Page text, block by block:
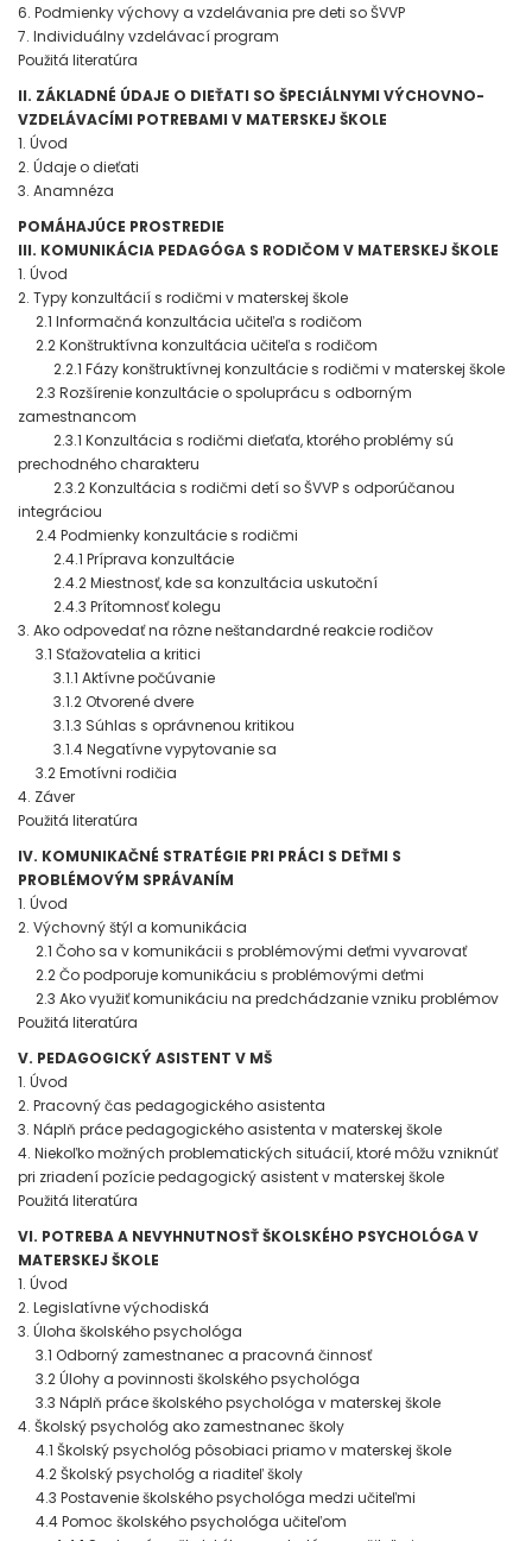
6. Podmienky výchovy a vzdelávania pre deti so ŠVVP
7. Individuálny vzdelávací program
Použitá literatúra
II. ZÁKLADNÉ ÚDAJE O DIEŤATI SO ŠPECIÁLNYMI VÝCHOVNO-
VZDELÁVACÍMI POTREBAMI V MATERSKEJ ŠKOLE
1. Úvod
2. Údaje o dieťati
3. Anamnéza
POMÁHAJÚCE PROSTREDIE
III. KOMUNIKÁCIA PEDAGÓGA S RODIČOM V MATERSKEJ ŠKOLE
1. Úvod
2. Typy konzultácií s rodičmi v materskej škole
2.1 Informačná konzultácia učiteľa s rodičom
2.2 Konštruktívna konzultácia učiteľa s rodičom
2.2.1 Fázy konštruktívnej konzultácie s rodičmi v materskej škole
2.3 Rozšírenie konzultácie o spoluprácu s odborným
zamestnancom
2.3.1 Konzultácia s rodičmi dieťaťa, ktorého problémy sú
prechodného charakteru
2.3.2 Konzultácia s rodičmi detí so ŠVVP s odporúčanou
integráciou
2.4 Podmienky konzultácie s rodičmi
2.4.1 Príprava konzultácie
2.4.2 Miestnosť, kde sa konzultácia uskutoční
2.4.3 Prítomnosť kolegu
3. Ako odpovedať na rôzne neštandardné reakcie rodičov
3.1 Sťažovatelia a kritici
3.1.1 Aktívne počúvanie
3.1.2 Otvorené dvere
3.1.3 Súhlas s oprávnenou kritikou
3.1.4 Negatívne vypytovanie sa
3.2 Emotívni rodičia
4. Záver
Použitá literatúra
IV. KOMUNIKAČNÉ STRATÉGIE PRI PRÁCI S DEŤMI S
PROBLÉMOVÝM SPRÁVANÍM
1. Úvod
2. Výchovný štýl a komunikácia
2.1 Čoho sa v komunikácii s problémovými deťmi vyvarovať
2.2 Čo podporuje komunikáciu s problémovými deťmi
2.3 Ako využiť komunikáciu na predchádzanie vzniku problémov
Použitá literatúra
V. PEDAGOGICKÝ ASISTENT V MŠ
1. Úvod
2. Pracovný čas pedagogického asistenta
3. Náplň práce pedagogického asistenta v materskej škole
4. Niekoľko možných problematických situácií, ktoré môžu vzniknúť
pri zriadení pozície pedagogický asistent v materskej škole
Použitá literatúra
VI. POTREBA A NEVYHNUTNOSŤ ŠKOLSKÉHO PSYCHOLÓGA V
MATERSKEJ ŠKOLE
1. Úvod
2. Legislatívne východiská
3. Úloha školského psychológa
3.1 Odborný zamestnanec a pracovná činnosť
3.2 Úlohy a povinnosti školského psychológa
3.3 Náplň práce školského psychológa v materskej škole
4. Školský psychológ ako zamestnanec školy
4.1 Školský psychológ pôsobiaci priamo v materskej škole
4.2 Školský psychológ a riaditeľ školy
4.3 Postavenie školského psychológa medzi učiteľmi
4.4 Pomoc školského psychológa učiteľom